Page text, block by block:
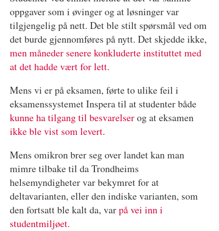
oppgaver som i øvinger og at løsninger var
tilgjengelig på nett. Det ble stilt spørsmål ved om
det burde gjennomføres på nytt. Det skjedde ikke,
men måneder senere konkluderte instituttet med
at det hadde vært for lett.
Mens vi er på eksamen, førte to ulike feil i
eksamenssystemet Inspera til at studenter både
kunne ha tilgang til besvarelserog at eksamen
ikke ble vist som levert.
Mens omikron brer seg over landet kan man
mimre tilbake til da Trondheims
helsemyndigheter var bekymret for at
deltavarianten, eller den indiske varianten, som
den fortsatt ble kalt da, varpå vei inn i
studentmiljøet.